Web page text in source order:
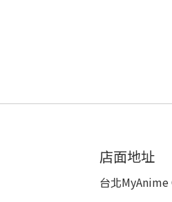
店面地址
台北MyAnime